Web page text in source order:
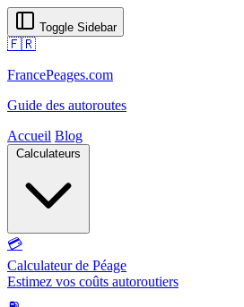
Toggle Sidebar
🇫🇷
FrancePeages.com
Guide des autoroutes
Accueil Blog
Calculateurs
💳
Calculateur de Péage
Estimez vos coûts autoroutiers